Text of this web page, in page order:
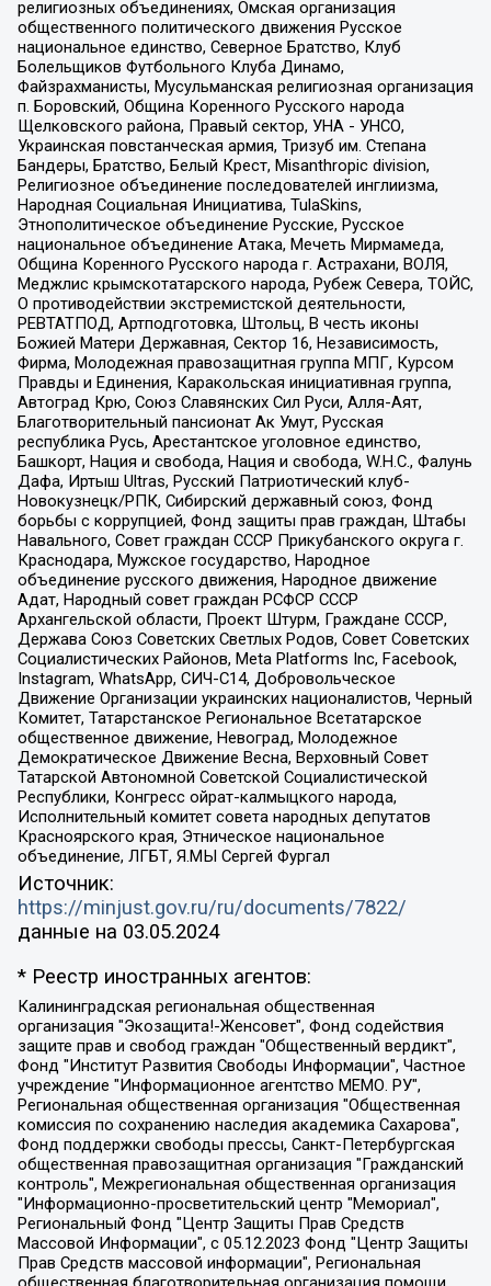
религиозных объединениях, Омская организация
общественного политического движения Русское
национальное единство, Северное Братство, Клуб
Болельщиков Футбольного Клуба Динамо,
Файзрахманисты, Мусульманская религиозная организация
п. Боровский, Община Коренного Русского народа
Щелковского района, Правый сектор, УНА - УНСО,
Украинская повстанческая армия, Тризуб им. Степана
Бандеры, Братство, Белый Крест, Misanthropic division,
Религиозное объединение последователей инглиизма,
Народная Социальная Инициатива, TulaSkins,
Этнополитическое объединение Русские, Русское
национальное объединение Атака, Мечеть Мирмамеда,
Община Коренного Русского народа г. Астрахани, ВОЛЯ,
Меджлис крымскотатарского народа, Рубеж Севера, ТОЙС,
О противодействии экстремистской деятельности,
РЕВТАТПОД, Артподготовка, Штольц, В честь иконы
Божией Матери Державная, Сектор 16, Независимость,
Фирма, Молодежная правозащитная группа МПГ, Курсом
Правды и Единения, Каракольская инициативная группа,
Автоград Крю, Союз Славянских Сил Руси, Алля-Аят,
Благотворительный пансионат Ак Умут, Русская
республика Русь, Арестантское уголовное единство,
Башкорт, Нация и свобода, Нация и свобода, W.H.С., Фалунь
Дафа, Иртыш Ultras, Русский Патриотический клуб-
Новокузнецк/РПК, Сибирский державный союз, Фонд
борьбы с коррупцией, Фонд защиты прав граждан, Штабы
Навального, Совет граждан СССР Прикубанского округа г.
Краснодара, Мужское государство, Народное
объединение русского движения, Народное движение
Адат, Народный совет граждан РСФСР СССР
Архангельской области, Проект Штурм, Граждане СССР,
Держава Союз Советских Светлых Родов, Совет Советских
Социалистических Районов, Meta Platforms Inc, Facebook,
Instagram, WhatsApp, СИЧ-С14, Добровольческое
Движение Организации украинских националистов, Черный
Комитет, Татарстанское Региональное Всетатарское
общественное движение, Невоград, Молодежное
Демократическое Движение Весна, Верховный Совет
Татарской Автономной Советской Социалистической
Республики, Конгресс ойрат-калмыцкого народа,
Исполнительный комитет совета народных депутатов
Красноярского края, Этническое национальное
объединение, ЛГБТ, Я.МЫ Сергей Фургал
Источник:
https://minjust.gov.ru/ru/documents/7822/
данные на 03.05.2024
* Реестр иностранных агентов:
Калининградская региональная общественная организация "Экозащита!-Женсовет", Фонд содействия защите прав и свобод граждан "Общественный вердикт", Фонд "Институт Развития Свободы Информации", Частное учреждение "Информационное агентство МЕМО. РУ", Региональная общественная организация "Общественная комиссия по сохранению наследия академика Сахарова", Фонд поддержки свободы прессы, Санкт-Петербургская общественная правозащитная организация "Гражданский контроль", Межрегиональная общественная организация "Информационно-просветительский центр "Мемориал", Региональный Фонд "Центр Защиты Прав Средств Массовой Информации", с 05.12.2023 Фонд "Центр Защиты Прав Средств массовой информации", Региональная общественная благотворительная организация помощи беженцам и мигрантам "Гражданское содействие", Негосударственное образовательное учреждение дополнительного профессионального образования (повышение квалификации) специалистов "АКАДЕМИЯ ПО ПРАВАМ ЧЕЛОВЕКА", Свердловская региональная общественная организация "Сутяжник", Автономная некоммерческая организация "Центр независимых социологических исследований", Союз общественных объединений "Российский исследовательский центр по правам человека", Региональное общественное учреждение научно-информационный центр "МЕМОРИАЛ", Некоммерческая организация "Фонд защиты гласности", Автономная некоммерческая организация "Институт прав человека", Городская общественная организация "Екатеринбургское общество "МЕМОРИАЛ", Городская общественная организация "Рязанское историко-просветительское и правозащитное общество "Мемориал" (Рязанский Мемориал), Челябинский региональный орган общественной самодеятельности – женское общественное объединение "Женщины Евразии", Челябинский региональный орган общественной самодеятельности "Уральская правозащитная группа", Фонд содействия защите здоровья и социальной справедливости имени Андрея Рылькова, Автономная Некоммерческая Организация "Аналитический Центр Юрия Левады", Автономная некоммерческая организация социальной поддержки населения "Проект Апрель", Региональная общественная организация помощи женщинам и детям, находящимся в кризисной ситуации "Информационно-методический центр "Анна", Фонд содействия развитию массовых коммуникаций и правовому просвещению "Так-так-Так", Фонд содействия устойчивому развитию "Серебряная тайга", Свердловский региональный общественный фонд социальных проектов "Новое время", "Idel.Реалии", Кавказ.Реалии, Крым.Реалии, Телеканал Настоящее Время, Татаро-башкирская служба Радио Свобода (Azatliq Radiosi), Радио Свободная Европа/Радио Свобода (PCE/PC), "Сибирь.Реалии", "Фактограф", Благотворительный фонд помощи осужденным и их семьям, Автономная некоммерческая организация "Институт глобализации и социальных движений", Фонд "В защиту прав заключенных", Частное учреждение "Центр поддержки и содействия развитию средств массовой информации", Пензенский региональный общественный благотворительный фонд "Гражданский союз", "Север.Реалии", Некоммерческая организация Фонд "Правовая инициатива", Общество с ограниченной ответственностью "Радио Свободная Европа/Радио Свобода", Чешское информационное агентство "MEDIUM-ORIENT", Красноярская региональная общественная организация "Мы против СПИДа", Камалягин Денис Николаевич, Маркелов Сергей Евгеньевич, Пономарев Лев Александрович, Савицкая Людмила Алексеевна, Автономная некоммерческая организация "Центр по работе с проблемой насилия "НАСИЛИЮ.НЕТ", Межрегиональный профессиональный союз работников здравоохранения "Альянс врачей", Юридическое лицо, зарегистрированное в Латвийской Республике, SIA "Medusa Project" (регистрационный номер 40103797863, дата регистрации 10.06.2014), Некоммерческая организация "Фонд по борьбе с коррупцией", Автономная некоммерческая организация "Институт права и публичной политики", Баданин Роман Сергеевич, Гликин Максим Александрович, Железнова Мария Михайловна, Лукьянова Юлия Сергеевна, Маетная Елизавета Витальевна, Маняхин Петр Борисович, Чуракова Ольга Владимировна, Ярош Юлия Петровна, Юридическое лицо "The Insider SIA", зарегистрированное в Риге, Латвийская Республика (дата регистрации 26.06.2015), являющееся администратором доменного имени интернет-издания "The Insider SIA", https://theins.ru, Постернак Алексей Евгеньевич, Рубин Михаил Аркадьевич, Анин Роман Александрович, Юридическое лицо Istories fonds, зарегистрированное в Латвийской Республике (регистрационный номер 50008295751, дата регистрации 24.02.2020), Великовский Дмитрий Александрович, Долинина Ирина Николаевна, Мароховская Алеся Алексеевна, Шлейнов Роман Юрьевич, Шмагун Олеся Валентиновна, Общество с ограниченной ответственностью "Альтаир 2021", Общество с ограниченной ответственностью "Вега 2021", Общество с ограниченной ответственностью "Главный редактор 2021", Общество с ограниченной ответственностью "Ромашки монолит", Важенков Артем Валерьевич, Ивановская областная общественная организация "Центр гендерных исследований", Гурман Юрий Альбертович, Медиапроект "ОВД-Инфо", Егоров Владимир Владимирович, Жилинский Владимир Александрович, Общество с ограниченной ответственностью "ЗП", Иванова София Юрьевна, Карезина Инна Павловна, Кильтау Екатерина Викторовна, Петров Алексей Викторович, Пискунов Сергей Евгеньевич, Смирнов Сергей Сергеевич, Тихонов Михаил Сергеевич, Общество с ограниченной ответственностью "ЖУРНАЛИСТ-ИНОСТРАННЫЙ АГЕНТ", Арапова Галина Юрьевна, Вольтская Татьяна Анатольевна, Американская компания "Mason G.E.S. Anonymous Foundation" (США), являющаяся владельцем интернет-издания https://mnews.world/, Компания "Stichting Bellingcat", зарегистрированная в Нидерландах (дата регистрации 11.07.2018), Захаров Андрей Вячеславович, Клепиковская Екатерина Дмитриевна, Общество с ограниченной ответственностью "МЕМО", Перл Роман Александрович, Симонов Евгений Алексеевич, Соловьева Елена Анатольевна, Сотников Даниил Владимирович, Сурначева Елизавета Дмитриевна, Автономная некоммерческая организация по защите прав человека и информированию населения "Якутия – Наше Мнение", Общество с ограниченной ответственностью "Москоу диджитал медиа", с 26.01.2023 Общество с ограниченной ответственностью "Чайка Белые сады", Ветошкина Валерия Валерьевна, Заговора Максим Александрович, Межрегиональное общественное движение "Российская ЛГБТ - сеть", Оленичев Максим Владимирович, Павлов Иван Юрьевич, Скворцова Елена Сергеевна, Общество с ограниченной ответственностью "Как бы инагент", Кочетков Игорь Викторович, Общество с ограниченной ответственностью "Честные выборы", Еланчик Олег Александрович, Общество с ограниченной ответственностью "Нобелевский призыв", Гималова Регина Эмилевна, Григорьев Андрей Валерьевич, Григорьева Алина Александровна, Ассоциация по содействию защите прав призывников, альтернативнослужащих и военнослужащих "Правозащитная группа "Гражданин.Армия.Право", Хисамова Регина Фаритовна, Автономная некоммерческая организация по реализации социально-правовых программ "Лилит", Дальневосточное общественное движение "Маяк", Санкт-Петербургская ЛГБТ-инициативная группа "Выход", Инициативная группа ЛГБТ+ "Реверс", Алексеев Андрей Викторович, Бекбулатова Таисия Львовна, Беляев Иван Михайлович, Владыкина Елена Сергеевна, Гельман Марат Александрович, Никульшина Вероника Юрьевна, Толоконникова Надежда Андреевна, Шендерович Виктор Анатольевич, Общество с ограниченной ответственностью "Данное сообщение", Общество с ограниченной ответственностью Издательский дом "Новая глава", Айнбиндер Александра Александровна, Московский комьюнити-центр для ЛГБТ+инициатив, Благотворительный фонд развития филантропии, Deutsche Welle (Германия, Kurt-Schumacher-Strasse 3, 53113 Bonn), Борзунова Мария Михайловна, Воробьев Виктор Викторович, Голубева Анна Львовна, Константинова Алла Михайловна, Малкова Ирина Владимировна, Мурадов Мурад Абдулгалимович, Осетинская Елизавета Николаевна, Понасенков Евгений Николаевич, Ганапольский Матвей Юрьевич, Киселев Евгений Алексеевич, Борухович Ирина Григорьевна, Дремин Иван Тимофеевич, Дубровский Дмитрий Викторович, Красноярская региональная общественная организация поддержки и развития альтернативных образовательных технологий и межкультурных коммуникаций "ИНТЕРРА", Маяковская Екатерина Алексеевна, Фейгин Марк Захарович, Филимонов Андрей Викторович, Дзугкоева Регина Николаевна, Доброхотов Роман Александрович, Дудь Юрий Александрович, Елкин Сергей Владимирович, Кругликов Кирилл Игоревич, Сабунаева Мария Леонидовна, Семенов Алексей Владимирович, Шаинян Карен Багратович, Шульман Екатерина Михайловна, Асафьев Артур Валерьевич, Вахштайн Виктор Семенович, Венедиктов Алексей Алексеевич, Лушникова Екатерина Евгеньевна, Волков Леонид Михайлович, Невзоров Александр Глебович, Пархоменко Сергей Борисович, Сироткин Ярослав Николаевич, Кара-Мурза Владимир Владимирович, Баранова Наталья Владимировна, Гозман Леонид Яковлевич, Кагарлицкий Борис Юльевич, Климарев Михаил Валерьевич, Милов Владимир Станиславович, Автономная некоммерческая организация Краснодарский центр современного искусства "Типография", Моргенштерн Алишер Тагирович, Соболь Любовь Эдуардовна, Общество с ограниченной ответственностью "ЛИЗА НОРМ", Каспаров Гарри Кимович, Ходорковский Михаил Борисович, Общество с ограниченной ответственностью "Апрельские тезисы", Данилович Ирина Брониславовна, Кашин Олег Владимирович, Петров Николай Владимирович, Пивоваров Алексей Владимирович, Соколов Михаил Владимирович, Цветкова Юлия Владимировна, Чичваркин Евгений Александрович, Комитет против пыток/Команда против пыток, Общество с ограниченной ответственностью "Первый научный", Общество с ограниченной ответственностью "Вертолет и ко", Белоцерковская Вероника Борисовна, Кац Максим Евгеньевич, Лазарева Татьяна Юрьевна, Шаведдинов Руслан Табризович, Яшин Илья Валерьевич, Общество с ограниченной ответственностью "Иноагент ААВ", Алешковский Дмитрий Петрович, Альбац Евгения Марковна, Быков Дмитрий Львович, Галямина Юлия Евгеньевна, Лойко Сергей Леонидович, Мартынов Кирилл Константинович, Медведев Сергей Александрович, Крашенинников Федор Геннадиевич, Гордеева Катерина Вл